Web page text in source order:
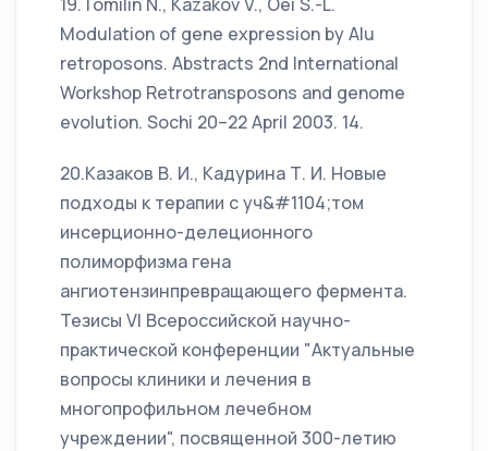
Modulation of gene expression by Alu
retroposons. Abstracts 2nd International
Workshop Retrotransposons and genome
evolution. Sochi 20–22 April 2003. 14.
20.Казаков В. И., Кадурина Т. И. Новые
подходы к терапии с уч&#1104;том
инсерционно-делеционного
полиморфизма гена
ангиотензинпревращающего фермента.
Тезисы VI Всероссийской научно-
практической конференции "Актуальные
вопросы клиники и лечения в
многопрофильном лечебном
учреждении", посвященной 300-летию